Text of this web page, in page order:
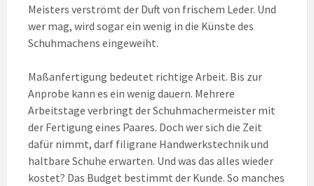
Meisters verströmt der Duft von frischem Leder. Und
wer mag, wird sogar ein wenig in die Künste des
Schuhmachens eingeweiht.
Maßanfertigung bedeutet richtige Arbeit. Bis zur
Anprobe kann es ein wenig dauern. Mehrere
Arbeitstage verbringt der Schuhmachermeister mit
der Fertigung eines Paares. Doch wer sich die Zeit
dafür nimmt, darf filigrane Handwerkstechnik und
haltbare Schuhe erwarten. Und was das alles wieder
kostet? Das Budget bestimmt der Kunde. So manches